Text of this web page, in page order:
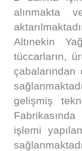
alınmakta
Altınekin
tüccarların,
gelişmiş
işlemi